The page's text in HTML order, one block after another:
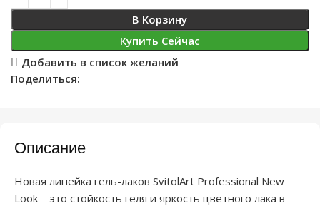
В Корзину
Купить Сейчас
Добавить в список желаний
Поделиться:
Описание
Новая линейка гель-лаков SvitolArt Professional New
Look – это стойкость геля и яркость цветного лака в